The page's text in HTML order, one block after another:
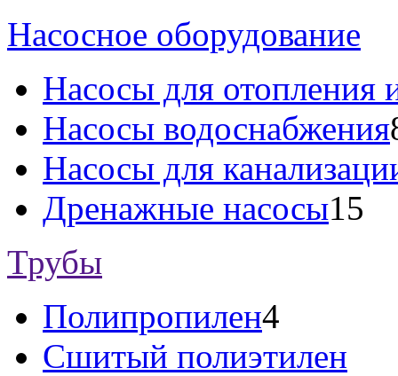
Насосное оборудование
Насосы для отопления
Насосы водоснабжения
Насосы для
Дренажные насосы15
Трубы
Полипропилен4
Сшитый полиэтилен